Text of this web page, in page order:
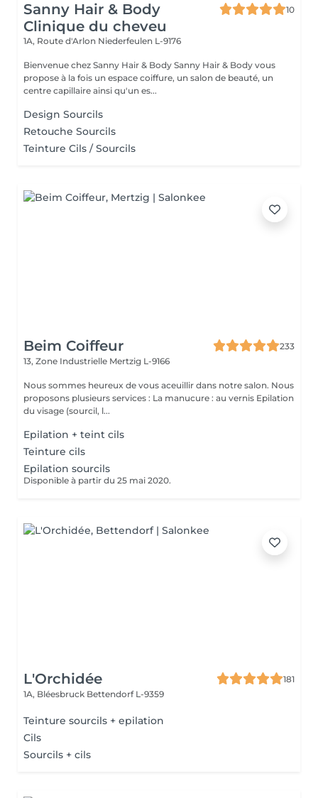
Sanny Hair & Body
Clinique du cheveu
10
1A, Route d'Arlon Niederfeulen L-9176
Bienvenue chez Sanny Hair & Body Sanny Hair & Body vous
propose à la fois un espace coiffure, un salon de beauté, un
centre capillaire ainsi qu'un es...
Design Sourcils
Retouche Sourcils
Teinture Cils / Sourcils
Beim Coiffeur
233
13, Zone Industrielle Mertzig L-9166
Nous sommes heureux de vous aceuillir dans notre salon. Nous
proposons plusieurs services : La manucure : au vernis Epilation
du visage (sourcil, l...
Epilation + teint cils
Teinture cils
Epilation sourcils
Disponible à partir du 25 mai 2020.
L'Orchidée
181
1A, Bléesbruck Bettendorf L-9359
Teinture sourcils + epilation
Cils
Sourcils + cils